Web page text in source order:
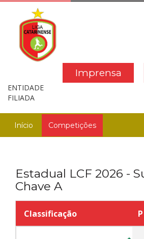
Imprensa
ENTIDADE
FILIADA
Início Competições
Estadual LCF 2026 -
Chave A
Classificação P